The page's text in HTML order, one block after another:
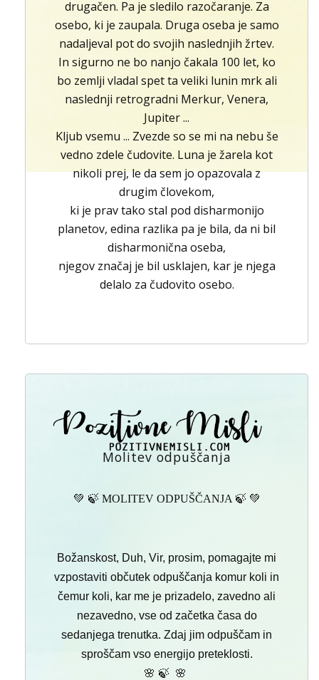
drugačen. Pa je sledilo razočaranje. Za
osebo, ki je zaupala. Druga oseba je samo
nadaljeval pot do svojih naslednjih žrtev.
In sigurno ne bo nanjo čakala 100 let, ko
bo zemlji vladal spet ta veliki lunin mrk ali
naslednji retrogradni Merkur, Venera,
Jupiter ...
Kljub vsemu ... Zvezde so se mi na nebu še
vedno zdele čudovite. Luna je žarela kot
nikoli prej, le da sem jo opazovala z
drugim človekom,
ki je prav tako stal pod disharmonijo
planetov, edina razlika pa je bila, da ni bil
disharmonična oseba,
njegov značaj je bil usklajen, kar je njega
delalo za čudovito osebo.
Molitev odpuščanja
💚 🍃 MOLITEV ODPUŠČANJA 🍃 💚
Božanskost, Duh, Vir, prosim, pomagajte mi
vzpostaviti občutek odpuščanja komur koli in
čemur koli, kar me je prizadelo, zavedno ali
nezavedno, vse od začetka časa do
sedanjega trenutka. Zdaj jim odpuščam in
sproščam vso energijo preteklosti.
🌸 🍃 🌸